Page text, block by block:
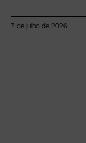
7 de julho de 2026